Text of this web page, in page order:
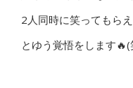
2人同時に笑ってもら
とゆう覚悟をします🔥(